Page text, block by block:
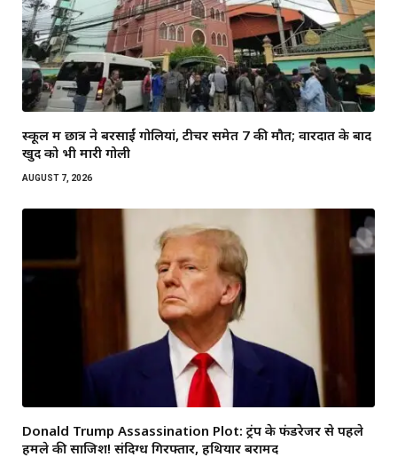
स्कूल में छात्र ने बरसाईं गोलियां, टीचर समेत 7 की मौत; वारदात के बाद
खुद को भी मारी गोली
AUGUST 7, 2026
Donald Trump Assassination Plot: ट्रंप के फंडरेजर से पहले
हमले की साजिश! संदिग्ध गिरफ्तार, हथियार बरामद